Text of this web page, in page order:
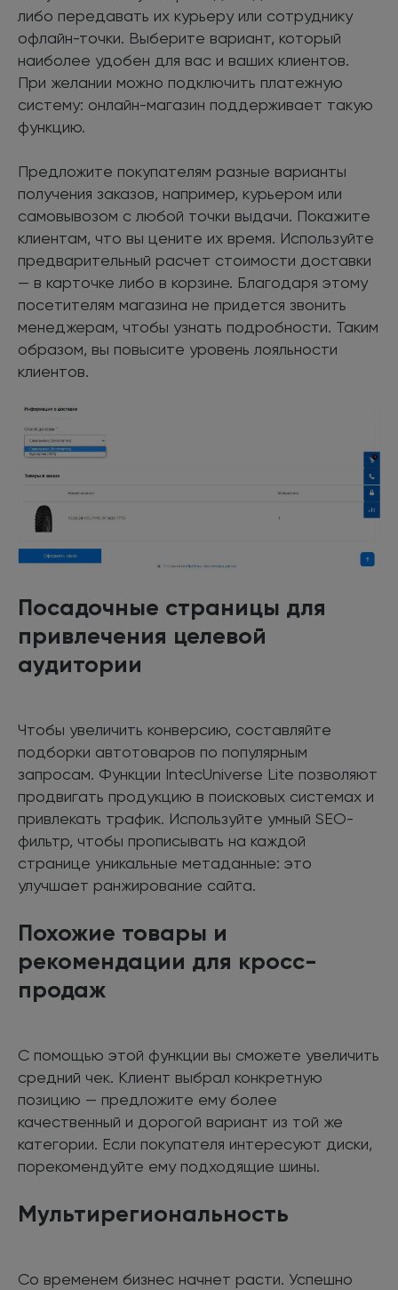
либо передавать их курьеру или сотруднику
офлайн-точки. Выберите вариант, который
наиболее удобен для вас и ваших клиентов.
При желании можно подключить платежную
систему: онлайн-магазин поддерживает такую
функцию.
Предложите покупателям разные варианты
получения заказов, например, курьером или
самовывозом с любой точки выдачи. Покажите
клиентам, что вы цените их время. Используйте
предварительный расчет стоимости доставки
— в карточке либо в корзине. Благодаря этому
посетителям магазина не придется звонить
менеджерам, чтобы узнать подробности. Таким
образом, вы повысите уровень лояльности
клиентов.
Посадочные страницы для
привлечения целевой
аудитории
Чтобы увеличить конверсию, составляйте
подборки автотоваров по популярным
запросам. Функции IntecUniverse Lite позволяют
продвигать продукцию в поисковых системах и
привлекать трафик. Используйте умный SEO-
фильтр, чтобы прописывать на каждой
странице уникальные метаданные: это
улучшает ранжирование сайта.
Похожие товары и
рекомендации для кросс-
продаж
С помощью этой функции вы сможете увеличить
средний чек. Клиент выбрал конкретную
позицию — предложите ему более
качественный и дорогой вариант из той же
категории. Если покупателя интересуют диски,
порекомендуйте ему подходящие шины.
Мультирегиональность
Со временем бизнес начнет расти. Успешно